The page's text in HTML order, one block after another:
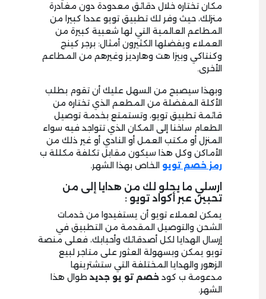
مكان تختاره خلال دقائق معدودة دون مغادرة
منزلك، حيث وفر لك تطبيق تويو عددا كبيرا من
المطاعم العالمية التي لها شعبية كبيرة من
العملاء ويفضلها الكثيرون أمثال: برجر كينج
وكنتاكي وبيزا هت وهارديز وغيرهم من المطاعم
الأخرى.
وبهذا سيصبح من السهل عليك أن تقوم بطلب
الأكلة المفضلة من المطعم الذي تختاره من
قائمة تطبيق تويو، وتستمتع بخدمة توصيل
الطعام ساخنا إلى المكان الذي تتواجد فيه سواء
المنزل أو مكتب العمل أو النادي أو غير ذلك من
الأماكن وكل هذا سيكون مقابل تكلفة مكللة ب
رمز خصم تويو الخاص بهذا الشهر.
ارسلي ما يحلو لك من هدايا إلى من
تحبين عبر أكواد تويو :
يمكن لعملاء تويو أن يستفيدوا من خدمات
الشحن والتوصيل المقدمة من التطبيق في
إرسال الهدايا لكل أصدقائك وأحبابك، فعلى منصة
تويو يمكن وبسهولة العثور على متاجر لبيع
الزهور والهدايا المختلفة التي ستشترينها
مدعومة ب كود خصم تو يو جديد طوال هذا
الشهر.